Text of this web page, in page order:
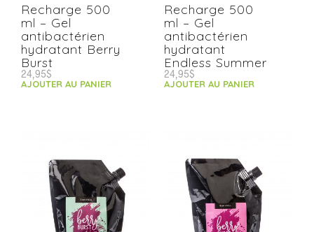
Recharge 500
ml – Gel
antibactérien
hydratant Berry
Burst
24,95$
AJOUTER AU PANIER
Recharge 500
ml – Gel
antibactérien
hydratant
Endless Summer
24,95$
AJOUTER AU PANIER